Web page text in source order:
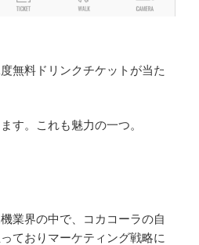
無料ドリンクチケットが当た
す。これも魅力の一つ。
業界の中で、コカコーラの自
ておりマーケティング戦略に